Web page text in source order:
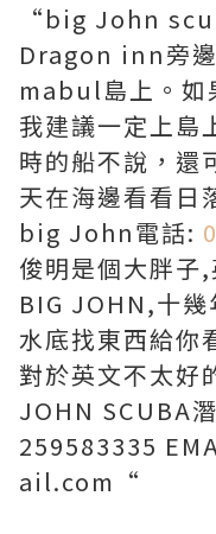
“big John
Dragon inn旁
mabul島上。如
我建議一定上島
時的船不說，還
天在海邊看看日
big John電話:
俊明是個大胖子
BIG JOHN,十幾
水底找東西給你
對於英文不太好
JOHN SCUBA
259583335
ail.com“